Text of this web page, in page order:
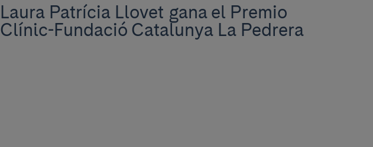
Laura Patrícia Llovet gana el Premio
Clínic-Fundació Catalunya La Pedrera